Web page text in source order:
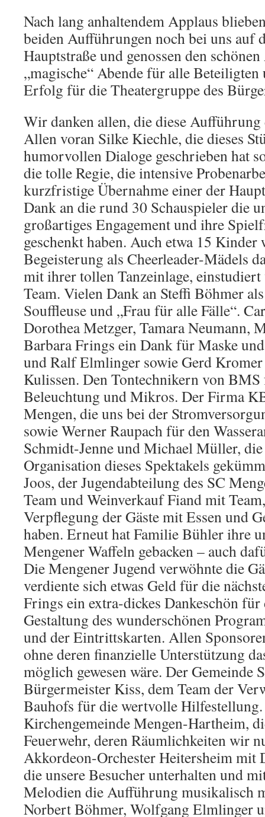
Nach lang anhaltendem Applaus
beiden Aufführungen noch bei uns auf
Hauptstraße und genossen den
„magische“ Abende für alle
Erfolg für die Theatergruppe des
Wir danken allen, die diese
Allen voran Silke Kiechle, die dieses
humorvollen Dialoge geschrieben hat
die tolle Regie, die intensive
kurzfristige Übernahme einer der
Dank an die rund 30 Schauspieler die
großartiges Engagement und ihre
geschenkt haben. Auch etwa 15 Kinder
Begeisterung als Cheerleader-Mädels
mit ihrer tollen Tanzeinlage,
Team. Vielen Dank an Steffi Böhmer
Souffleuse und „Frau für alle Fälle“.
Dorothea Metzger, Tamara Neumann,
Barbara Frings ein Dank für Maske
und Ralf Elmlinger sowie Gerd
Kulissen. Den Tontechnikern von
Beleuchtung und Mikros. Der Firma
Mengen, die uns bei der
sowie Werner Raupach für den
Schmidt-Jenne und Michael Müller,
Organisation dieses Spektakels
Joos, der Jugendabteilung des SC
Team und Weinverkauf Fiand mit
Verpflegung der Gäste mit Essen und
haben. Erneut hat Familie Bühler ihre
Mengener Waffeln gebacken – auch
Die Mengener Jugend verwöhnte die
verdiente sich etwas Geld für die
Frings ein extra-dickes Dankeschön
Gestaltung des wunderschönen
und der Eintrittskarten. Allen
ohne deren finanzielle Unterstützung
möglich gewesen wäre. Der Gemeinde
Bürgermeister Kiss, dem Team der
Bauhofs für die wertvolle Hilfestellung.
Kirchengemeinde Mengen-Hartheim,
Feuerwehr, deren Räumlichkeiten wir
Akkordeon-Orchester Heitersheim
die unsere Besucher unterhalten und
Melodien die Aufführung musikalisch
Norbert Böhmer, Wolfgang Elmlinger